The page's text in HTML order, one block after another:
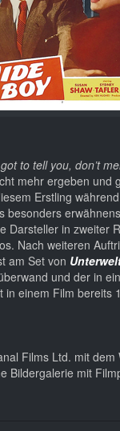
to tell you, don’t
mehr ergeben
Erstling
in zweiter
Nach weiteren
am Set von
und der in
einem Film
Films Ltd. mit
mit